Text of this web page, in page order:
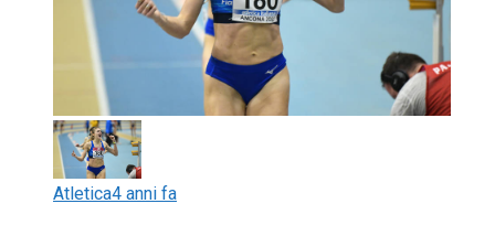
Atletica4 anni fa